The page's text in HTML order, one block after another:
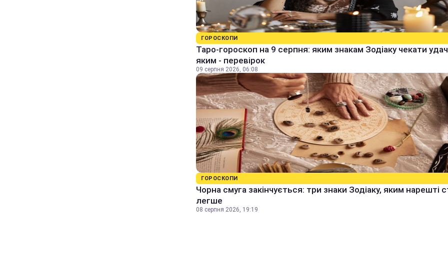
ГОРОСКОПИ
Таро-гороскоп на 9 серпня: яким знакам Зодіаку чекати
яким - перевірок
09 серпня 2026, 06:08
ГОРОСКОПИ
Чорна смуга закінчується: три знаки Зодіаку, яким нарешті
легше
08 серпня 2026, 19:19